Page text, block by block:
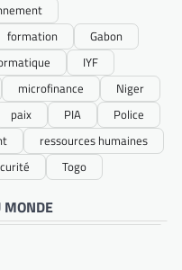
formation
Gabon
IYF
microfinance
Niger
paix PIA
Police
ressources humaines
Togo
MONDE